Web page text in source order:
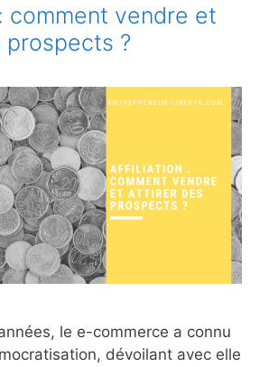
comment vendre et
?
le e-commerce a connu
dévoilant avec elle